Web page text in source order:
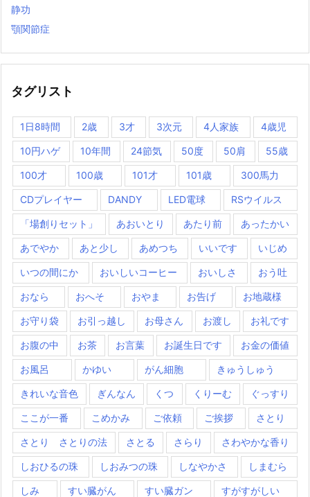
静功
顎関節症
タグリスト
1日8時間 2歳 3才 3次元 4人家族 4歳児
10円ハゲ 10年間 24節気 50度 50肩 55歳
100才 100歳 101才 101歳 300馬力
CDプレイヤー DANDY LED電球 RSウイルス
「場創りセット」 あおいとり あたり前 あったかい
あでやか あと少し あめつち いいです いじめ
いつの間にか おいしいコーヒー おいしさ おう吐
おなら おへそ おやま お告げ お地蔵様
お守り袋 お引っ越し お母さん お渡し お礼です
お腹の中 お茶 お言葉 お誕生日です お金の価値
お風呂 かゆい がん細胞 きゅうしゅう
きれいな音色 ぎんなん くつ くりーむ ぐっすり
ここが一番 こめかみ ご依頼 ご挨拶 さとり
さとり さとりの法 さとる さらり さわやかな香り
しおひるの珠 しおみつの珠 しなやかさ しまむら
しみ すい臓がん すい臓ガン すがすがしい